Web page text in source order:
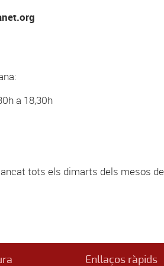
a 18,30h
tots els dimarts dels mesos de
Enllaços ràpids